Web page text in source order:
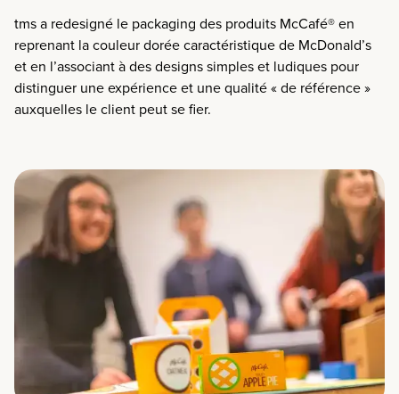
tms a redesigné le packaging des produits McCafé® en
reprenant la couleur dorée caractéristique de McDonald’s
et en l’associant à des designs simples et ludiques pour
distinguer une expérience et une qualité « de référence »
auxquelles le client peut se fier.